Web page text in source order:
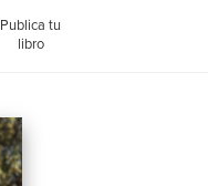
Publica tu
libro